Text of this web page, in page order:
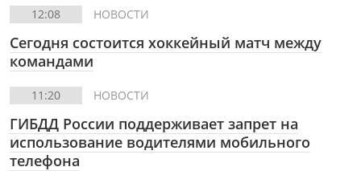
12:08 НОВОСТИ
Сегодня состоится хоккейный матч между
командами
11:20 НОВОСТИ
ГИБДД России поддерживает запрет на
использование водителями мобильного
телефона